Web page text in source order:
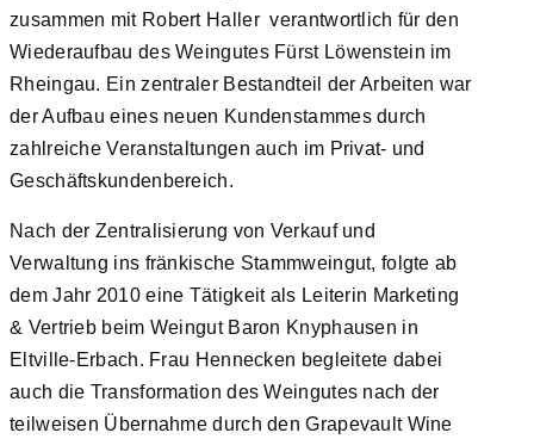
zusammen mit Robert Haller verantwortlich für den
Wiederaufbau des Weingutes Fürst Löwenstein im
Rheingau. Ein zentraler Bestandteil der Arbeiten war
der Aufbau eines neuen Kundenstammes durch
zahlreiche Veranstaltungen auch im Privat- und
Geschäftskundenbereich.
Nach der Zentralisierung von Verkauf und
Verwaltung ins fränkische Stammweingut, folgte ab
dem Jahr 2010 eine Tätigkeit als Leiterin Marketing
& Vertrieb beim Weingut Baron Knyphausen in
Eltville-Erbach. Frau Hennecken begleitete dabei
auch die Transformation des Weingutes nach der
teilweisen Übernahme durch den Grapevault Wine